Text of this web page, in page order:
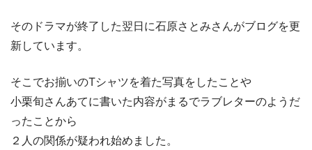
そのドラマが終了した翌日に石原さとみさんがブログを更
新しています。
そこでお揃いのTシャツを着た写真をしたことや
小栗旬さんあてに書いた内容がまるでラブレターのようだ
ったことから
２人の関係が疑われ始めました。